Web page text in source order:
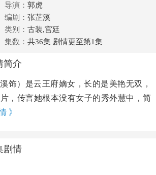
导演： 郭虎
编剧： 张芷溪
类别： 古装,宫廷
集数： 共36集 剧情更至第1集
简介
饰）是云王府嫡女，长的是美艳无双，
，传言她根本没有女子的秀外慧中，简
》
剧情